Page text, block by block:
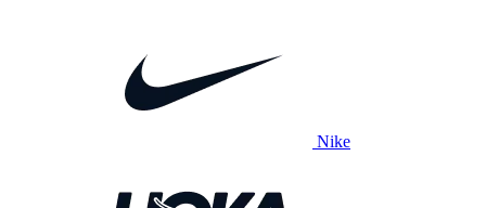
Nike